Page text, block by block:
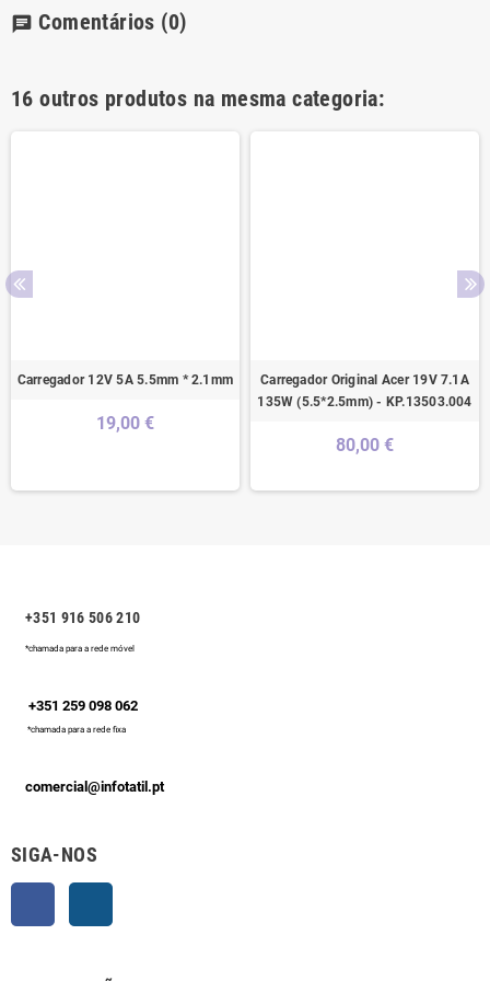
chat Comentários (0)
16 outros produtos na mesma categoria:
Carregador 12V 5A 5.5mm * 2.1mm
19,00 €
Carregador Original Acer 19V 7.1A
135W (5.5*2.5mm) - KP.13503.004
80,00 €
+351 916 506 210
*chamada para a rede móvel
+351 259 098 062
*chamada para a rede fixa
comercial@infotatil.pt
SIGA-NOS